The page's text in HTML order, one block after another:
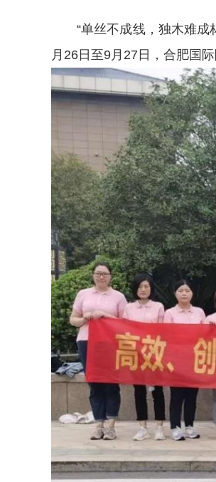
“单丝不成线，独木难
月26日至9月27日，合肥国